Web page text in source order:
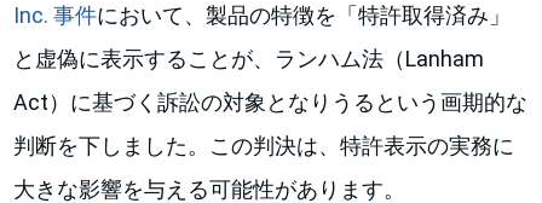
Inc. 事件において、製品の特徴を「特許取得済み」
と虚偽に表示することが、ランハム法（Lanham
Act）に基づく訴訟の対象となりうるという画期的な
判断を下しました。この判決は、特許表示の実務に
大きな影響を与える可能性があります。